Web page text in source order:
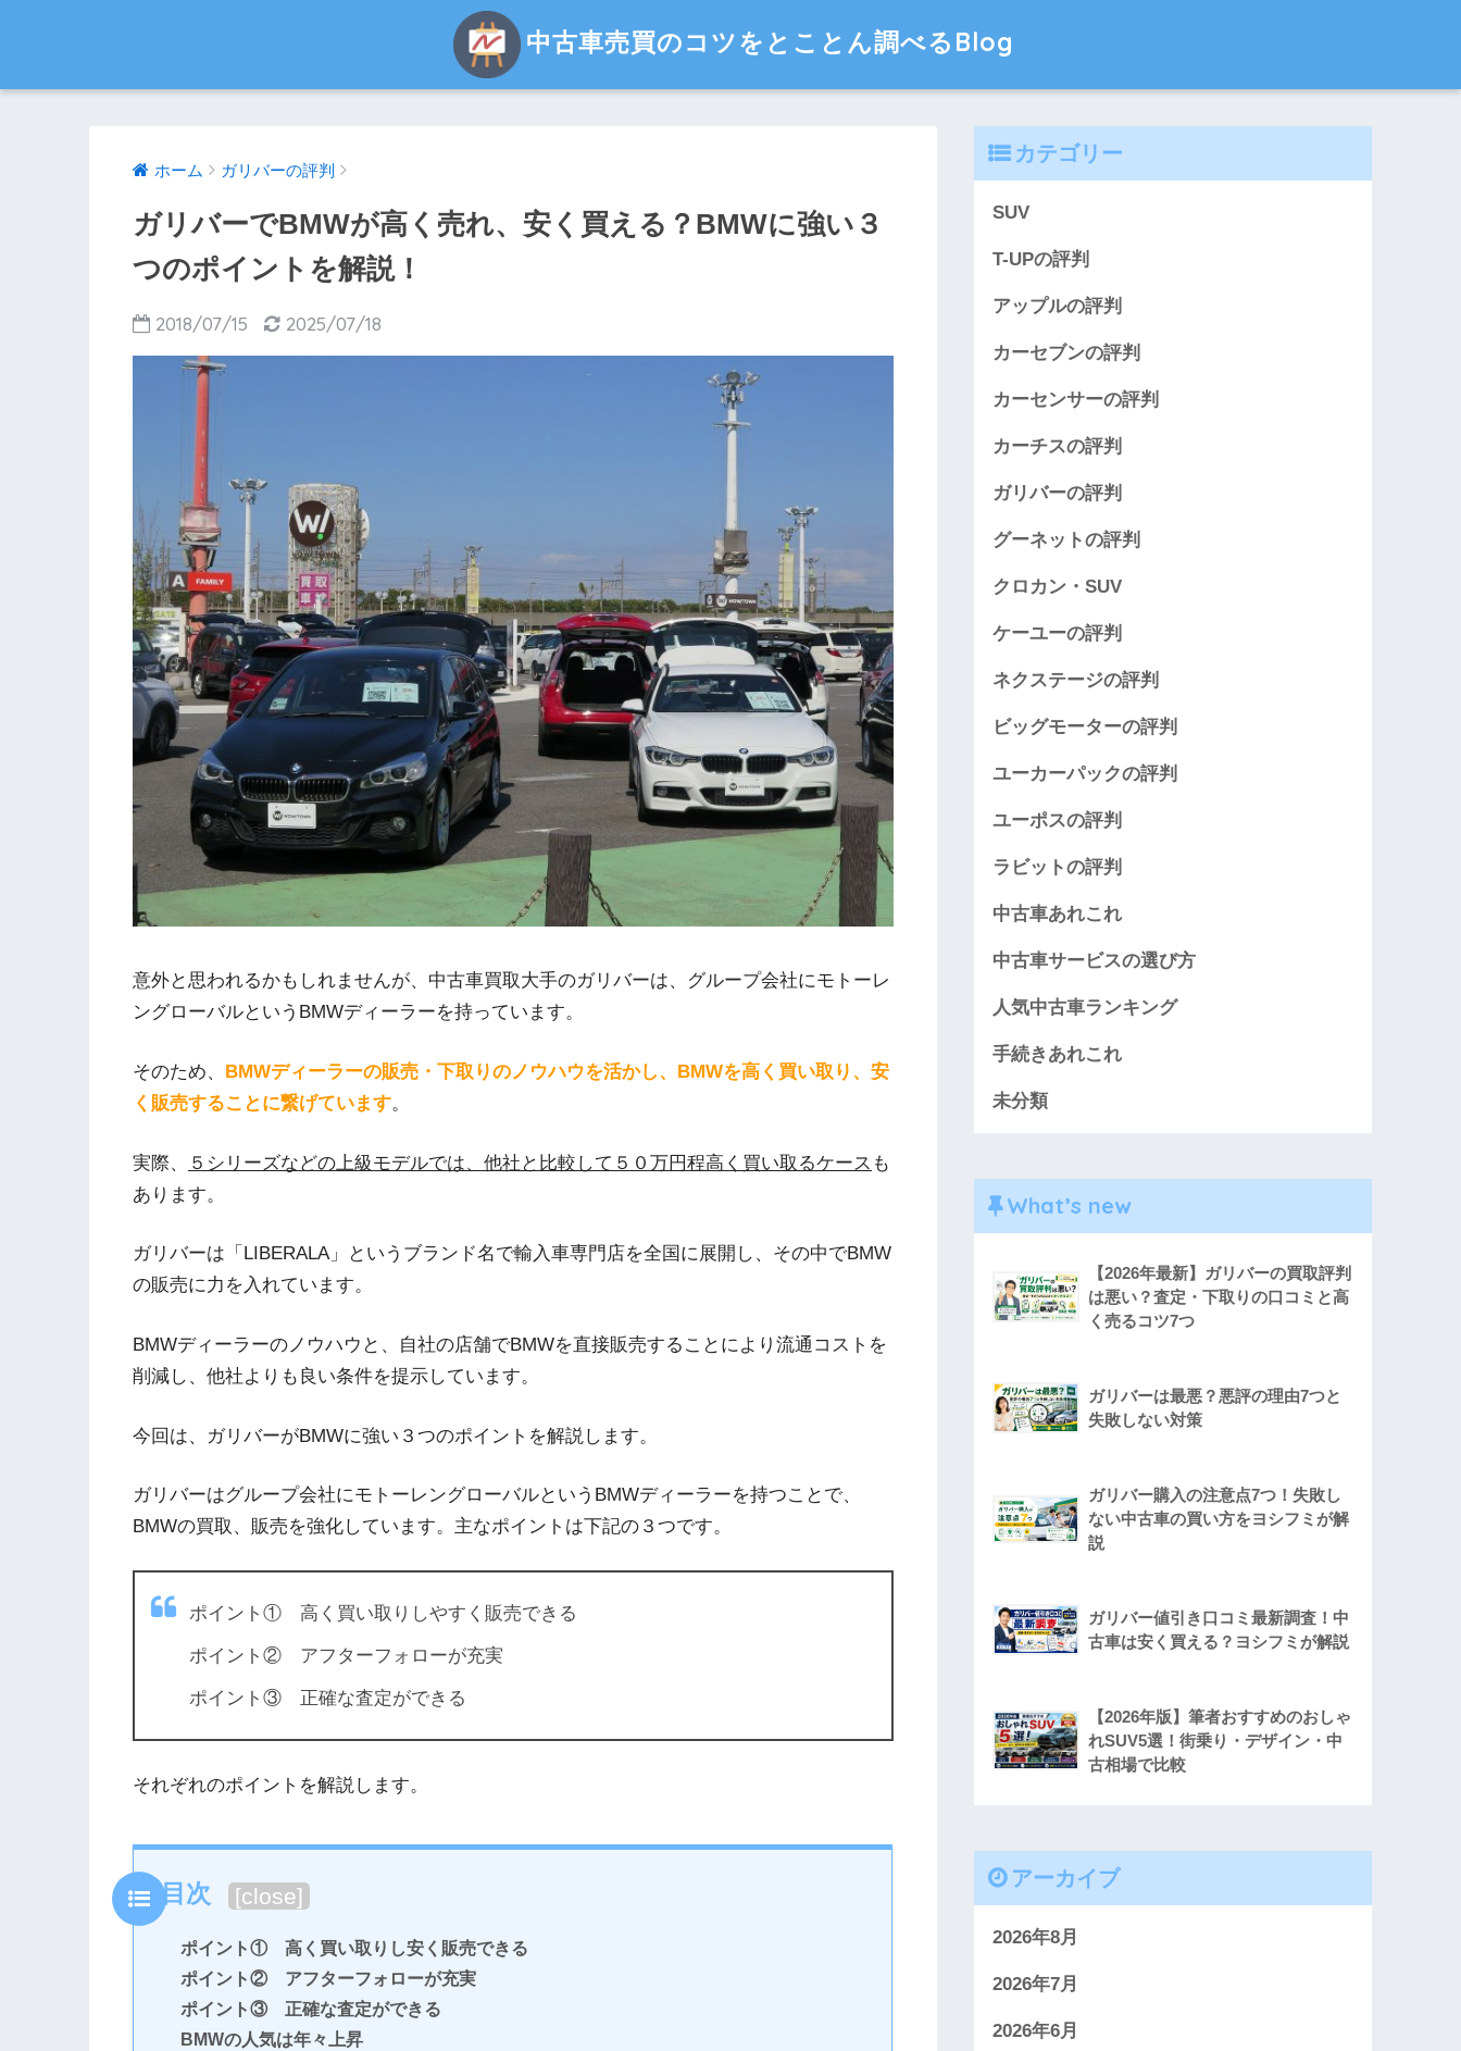
中古車売買のコツをとことん調べるBlog
ホーム ガリバーの評判
ガリバーでBMWが高く売れ、安く買える？BMWに強い３
つのポイントを解説！
2018/07/15 2025/07/18
意外と思われるかもしれませんが、中古車買取大手のガリバーは、グループ会社にモトーレ
ングローバルというBMWディーラーを持っています。
そのため、 BMWディーラーの販売・下取りのノウハウを活かし、BMWを高く買い取り、安
く販売することに繋げています。
実際、 ５シリーズなどの上級モデルでは、他社と比較して５０万円程高く買い取るケース も
あります。
ガリバーは「LIBERALA」というブランド名で輸入車専門店を全国に展開し、その中でBMW
の販売に力を入れています。
BMWディーラーのノウハウと、自社の店舗でBMWを直接販売することにより流通コストを
削減し、他社よりも良い条件を提示しています。
今回は、ガリバーがBMWに強い３つのポイントを解説します。
ガリバーはグループ会社にモトーレングローバルというBMWディーラーを持つことで、
BMWの買取、販売を強化しています。主なポイントは下記の３つです。
ポイント① 高く買い取りしやすく販売できる
ポイント② アフターフォローが充実
ポイント③ 正確な査定ができる
それぞれのポイントを解説します。
目次 [close]
ポイント① 高く買い取りし安く販売できる
ポイント② アフターフォローが充実
ポイント③ 正確な査定ができる
BMWの人気は年々上昇
カテゴリー
SUV
T-UPの評判
アップルの評判
カーセブンの評判
カーセンサーの評判
カーチスの評判
ガリバーの評判
グーネットの評判
クロカン・SUV
ケーユーの評判
ネクステージの評判
ビッグモーターの評判
ユーカーパックの評判
ユーポスの評判
ラビットの評判
中古車あれこれ
中古車サービスの選び方
人気中古車ランキング
手続きあれこれ
未分類
What’s new
【2026年最新】ガリバーの買取評判
は悪い？査定・下取りの口コミと高
く売るコツ7つ
ガリバーは最悪？悪評の理由7つと
失敗しない対策
ガリバー購入の注意点7つ！失敗し
ない中古車の買い方をヨシフミが解
説
ガリバー値引き口コミ最新調査！中
古車は安く買える？ヨシフミが解説
【2026年版】筆者おすすめのおしゃ
れSUV5選！街乗り・デザイン・中
古相場で比較
アーカイブ
2026年8月
2026年7月
2026年6月